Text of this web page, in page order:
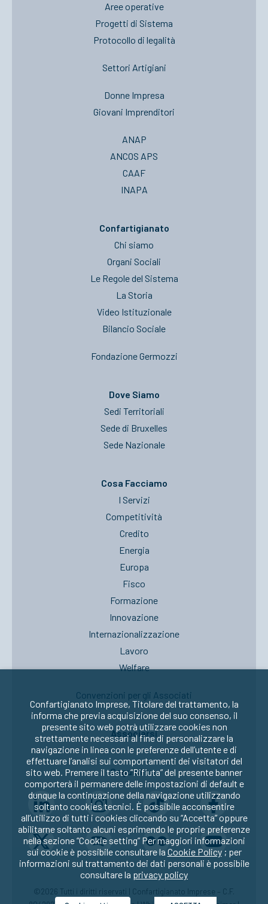
Aree operative
Progetti di Sistema
Protocollo di legalità
Settori Artigiani
Donne Impresa
Giovani Imprenditori
ANAP
ANCOS APS
CAAF
INAPA
Confartigianato
Chi siamo
Organi Sociali
Le Regole del Sistema
La Storia
Video Istituzionale
Bilancio Sociale
Fondazione Germozzi
Dove Siamo
Sedi Territoriali
Sede di Bruxelles
Sede Nazionale
Cosa Facciamo
I Servizi
Competitività
Credito
Energia
Europa
Fisco
Formazione
Innovazione
Internazionalizzazione
Lavoro
Welfare
Convenzioni per gli Associati
Associarsi
Seguici su:
©2026 Tutti i diritti riservati | Confartigianato Imprese – C.F.
Confartigianato Imprese, Titolare del trattamento, la
informa che previa acquisizione del suo consenso, il
presente sito web potrà utilizzare cookies non
strettamente necessari al fine di personalizzare la
navigazione in linea con le preferenze dell’utente e di
effettuare l’analisi sui comportamenti dei visitatori del
sito web. Premere il tasto “Rifiuta” del presente banner
comporterà il permanere delle impostazioni di default e
dunque la continuazione della navigazione utilizzando
soltanto cookies tecnici. È possibile acconsentire
all’utilizzo di tutti i cookies cliccando su “Accetta” oppure
abilitarne soltanto alcuni esprimendo le proprie preferenze
nella sezione “Cookie setting” Per maggiori informazioni
sui cookie è possibile consultare la Cookie Policy; per
informazioni sul trattamento dei dati personali è possibile
consultare la privacy policy